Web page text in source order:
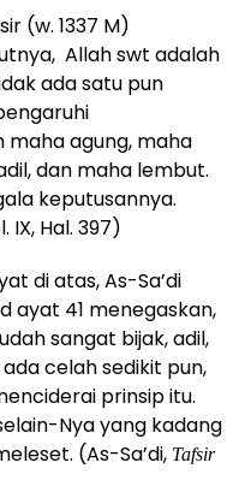
(w. 1337 M)
Allah swt adalah
ada satu pun
maha agung, maha
dan maha lembut.
keputusannya.
IX, Hal. 397)
di atas, As-Sa’di
ayat 41 menegaskan,
sangat bijak, adil,
celah sedikit pun,
prinsip itu.
Nya yang kadang
(As-Sa’di, Tafsir